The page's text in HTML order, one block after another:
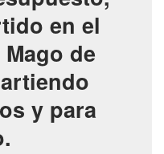
en el
de
y para